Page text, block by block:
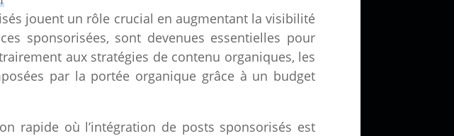
jouent un rôle crucial en augmentant la visibilité
sponsorisées, sont devenues essentielles pour
aux stratégies de contenu organiques, les
par la portée organique grâce à un budget
rapide où l’intégration de posts sponsorisés est